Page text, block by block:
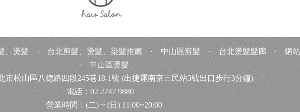
、燙髮 · 台北剪髮、燙髮、染髮推薦 · 中山區剪髮 · 台北燙髮髮廊 ·網
· 中山區燙髮
市松山 區八德路四段245巷18-1號 (出捷運南京三民站3號出口步行3分鐘)
電話：02 2747 9880
營業時間：(二) ~ (日) 11:00~20:00